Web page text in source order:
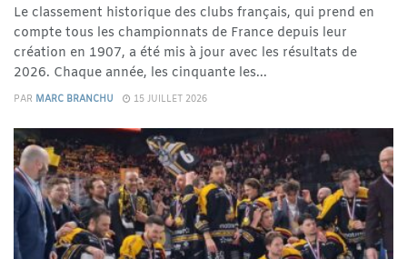
Le classement historique des clubs français, qui prend en
compte tous les championnats de France depuis leur
création en 1907, a été mis à jour avec les résultats de
2026. Chaque année, les cinquante les...
PAR MARC BRANCHU 15 JUILLET 2026